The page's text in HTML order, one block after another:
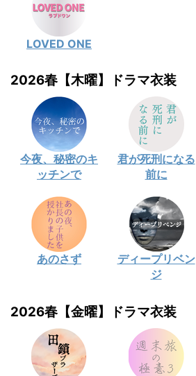
LOVED ONE
2026春【木曜】ドラマ衣装
今夜、秘密のキ
ッチンで
君が死刑になる
前に
あのさず
ディープリベン
ジ
2026春【金曜】ドラマ衣装